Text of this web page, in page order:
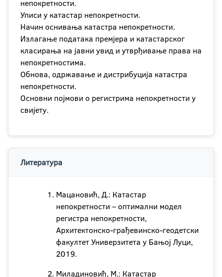
непокретности.
Уписи у катастар непокретности.
Начин оснивања катастра непокретности.
Излагање података премјера и катастарског
класирања на јавни увид и утврђивање права на
непокретностима.
Обнова, одржавање и дистрибуција катастра
непокретности.
Основни појмови о регистрима непокретности у
свијету.
Литература
Мацановић, Д.: Катастар
непокретности – оптимални модел
регистра непокретности,
Архитектонско-грађевинско-геодетски
факултет Универзитета у Бањој Луци,
2019.
Миладиновић, М.: Катастар